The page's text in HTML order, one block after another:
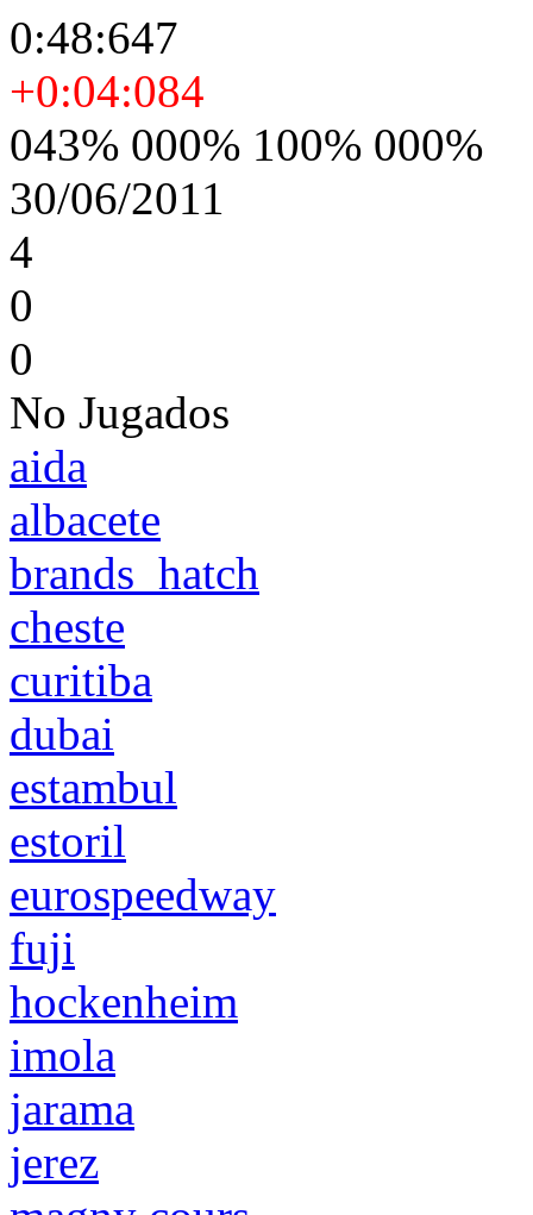
0:48:647
+0:04:084
043% 000% 100% 000%
30/06/2011
4
0
0
No Jugados
aida
albacete
brands_hatch
cheste
curitiba
dubai
estambul
estoril
eurospeedway
fuji
hockenheim
imola
jarama
jerez